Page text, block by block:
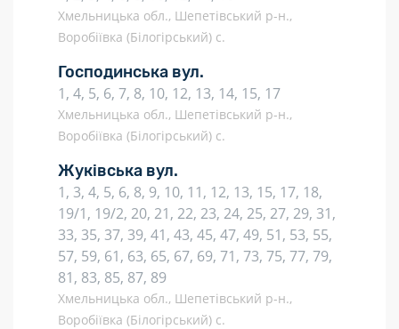
Хмельницька обл., Шепетівський р-н.,
Воробіївка (Білогірський) с.
Господинська вул.
1, 4, 5, 6, 7, 8, 10, 12, 13, 14, 15, 17
Хмельницька обл., Шепетівський р-н.,
Воробіївка (Білогірський) с.
Жуківська вул.
1, 3, 4, 5, 6, 8, 9, 10, 11, 12, 13, 15, 17, 18,
19/1, 19/2, 20, 21, 22, 23, 24, 25, 27, 29, 31,
33, 35, 37, 39, 41, 43, 45, 47, 49, 51, 53, 55,
57, 59, 61, 63, 65, 67, 69, 71, 73, 75, 77, 79,
81, 83, 85, 87, 89
Хмельницька обл., Шепетівський р-н.,
Воробіївка (Білогірський) с.